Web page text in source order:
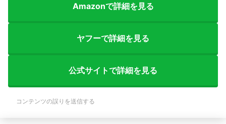
Amazonで詳細を見る
ヤフーで詳細を見る
公式サイトで詳細を見る
コンテンツの誤りを送信する